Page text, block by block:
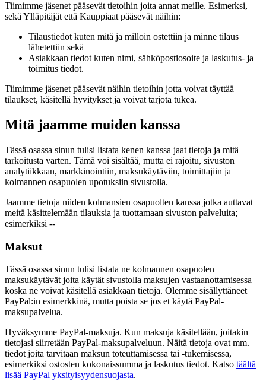
Tiimimme jäsenet pääsevät tietoihin joita annat meille. Esimerksi,
sekä Ylläpitäjät että Kauppiaat pääsevät näihin:
Tilaustiedot kuten mitä ja milloin ostettiin ja minne tilaus
lähetettiin sekä
Asiakkaan tiedot kuten nimi, sähköpostiosoite ja laskutus- ja
toimitus tiedot.
Tiimimme jäsenet pääsevät näihin tietoihin jotta voivat täyttää
tilaukset, käsitellä hyvitykset ja voivat tarjota tukea.
Mitä jaamme muiden kanssa
Tässä osassa sinun tulisi listata kenen kanssa jaat tietoja ja mitä
tarkoitusta varten. Tämä voi sisältää, mutta ei rajoitu, sivuston
analytiikkaan, markkinointiin, maksukäytäviin, toimittajiin ja
kolmannen osapuolen upotuksiin sivustolla.
Jaamme tietoja niiden kolmansien osapuolten kanssa jotka auttavat
meitä käsittelemään tilauksia ja tuottamaan sivuston palveluita;
esimerkiksi --
Maksut
Tässä osassa sinun tulisi listata ne kolmannen osapuolen
maksukäytävät joita käytät sivustolla maksujen vastaanottamisessa
koska ne voivat käsitellä asiakkaan tietoja. Olemme sisällyttäneet
PayPal:in esimerkkinä, mutta poista se jos et käytä PayPal-
maksupalvelua.
Hyväksymme PayPal-maksuja. Kun maksuja käsitellään, joitakin
tietojasi siirretään PayPal-maksupalveluun. Näitä tietoja ovat mm.
tiedot joita tarvitaan maksun toteuttamisessa tai -tukemisessa,
esimerkiksi ostosten kokonaissumma ja laskutus tiedot. Katso täältä
lisää PayPal yksityisyydensuojasta.